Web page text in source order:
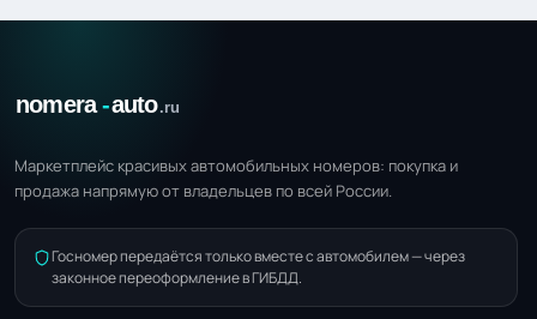
Маркетплейс красивых автомобильных номеров: покупка и
продажа напрямую от владельцев по всей России.
Госномер передаётся только вместе с автомобилем — через
законное переоформление в ГИБДД.